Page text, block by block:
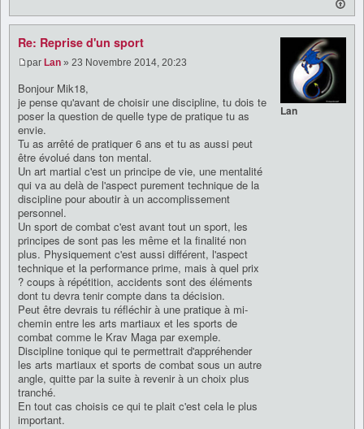
Re: Reprise d'un sport
par Lan » 23 Novembre 2014, 20:23
Bonjour Mik18,
je pense qu'avant de choisir une discipline, tu dois te
poser la question de quelle type de pratique tu as
envie.
Tu as arrêté de pratiquer 6 ans et tu as aussi peut
être évolué dans ton mental.
Un art martial c'est un principe de vie, une mentalité
qui va au delà de l'aspect purement technique de la
discipline pour aboutir à un accomplissement
personnel.
Un sport de combat c'est avant tout un sport, les
principes de sont pas les même et la finalité non
plus. Physiquement c'est aussi différent, l'aspect
technique et la performance prime, mais à quel prix
? coups à répétition, accidents sont des éléments
dont tu devra tenir compte dans ta décision.
Peut être devrais tu réfléchir à une pratique à mi-
chemin entre les arts martiaux et les sports de
combat comme le Krav Maga par exemple.
Discipline tonique qui te permettrait d'appréhender
les arts martiaux et sports de combat sous un autre
angle, quitte par la suite à revenir à un choix plus
tranché.
En tout cas choisis ce qui te plait c'est cela le plus
important.
Lan